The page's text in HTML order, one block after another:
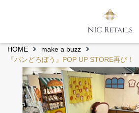
HOME
make a buzz
『パンどろぼう』POP UP STORE再び！